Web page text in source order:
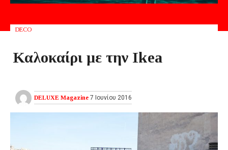
DECO
Καλοκαίρι με την Ikea
DELUXE Magazine 7 Ιουνίου 2016